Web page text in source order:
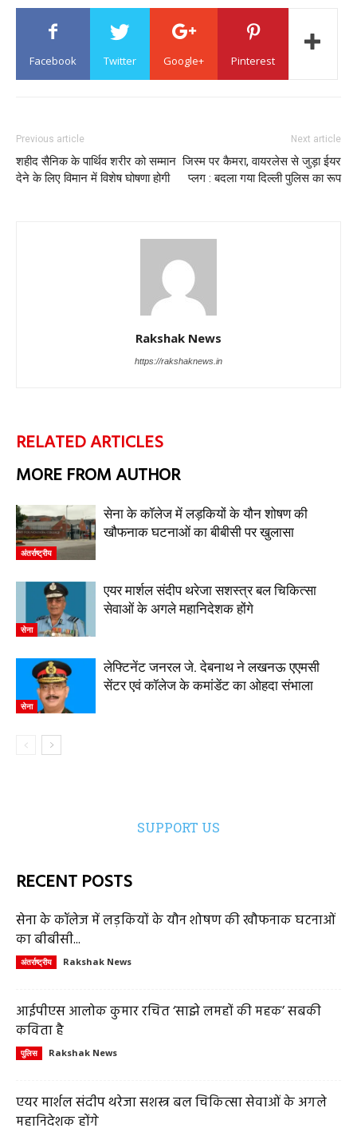
Facebook Twitter Google+ Pinterest
Previous article
शहीद सैनिक के पार्थिव शरीर को सम्मान
देने के लिए विमान में विशेष घोषणा होगी
Next article
जिस्म पर कैमरा, वायरलेस से जुड़ा ईयर
प्लग : बदला गया दिल्ली पुलिस का रूप
Rakshak News
https://rakshaknews.in
RELATED ARTICLES
MORE FROM AUTHOR
अंतर्राष्ट्रीय
सेना के कॉलेज में लड़कियों के यौन शोषण की
खौफनाक घटनाओं का बीबीसी पर खुलासा
सेना
एयर मार्शल संदीप थरेजा सशस्त्र बल चिकित्सा
सेवाओं के अगले महानिदेशक होंगे
सेना
लेफ्टिनेंट जनरल जे. देबनाथ ने लखनऊ एएमसी
सेंटर एवं कॉलेज के कमांडेंट का ओहदा संभाला
SUPPORT US
RECENT POSTS
सेना के कॉलेज में लड़कियों के यौन शोषण की खौफनाक घटनाओं
का बीबीसी...
अंतर्राष्ट्रीय Rakshak News
आईपीएस आलोक कुमार रचित ‘साझे लमहों की महक’ सबकी
कविता है
पुलिस Rakshak News
एयर मार्शल संदीप थरेजा सशस्त्र बल चिकित्सा सेवाओं के अगले
महानिदेशक होंगे